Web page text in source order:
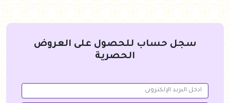
سجل حساب للحصول على العروض
الحصرية